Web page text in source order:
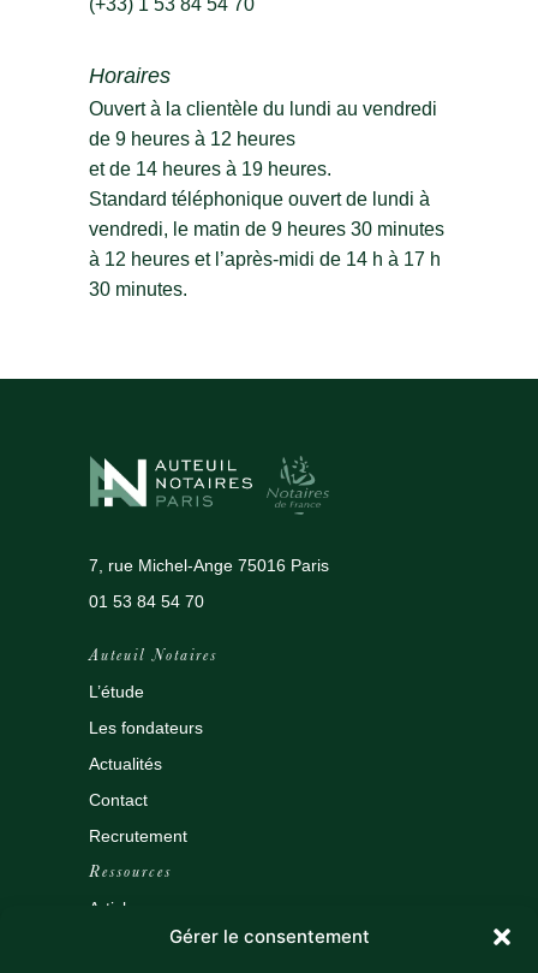
Gérer le consentement
Horaires
Ouvert à la clientèle du lundi au vendredi
de 9 heures à 12 heures
et de 14 heures à 19 heures.
Standard téléphonique ouvert de lundi à
vendredi, le matin de 9 heures 30 minutes
à 12 heures et l’après-midi de 14 h à 17 h
30 minutes.
7, rue Michel-Ange 75016 Paris
01 53 84 54 70
Auteuil Notaires
L’étude
Les fondateurs
Actualités
Contact
Recrutement
Ressources
Articles